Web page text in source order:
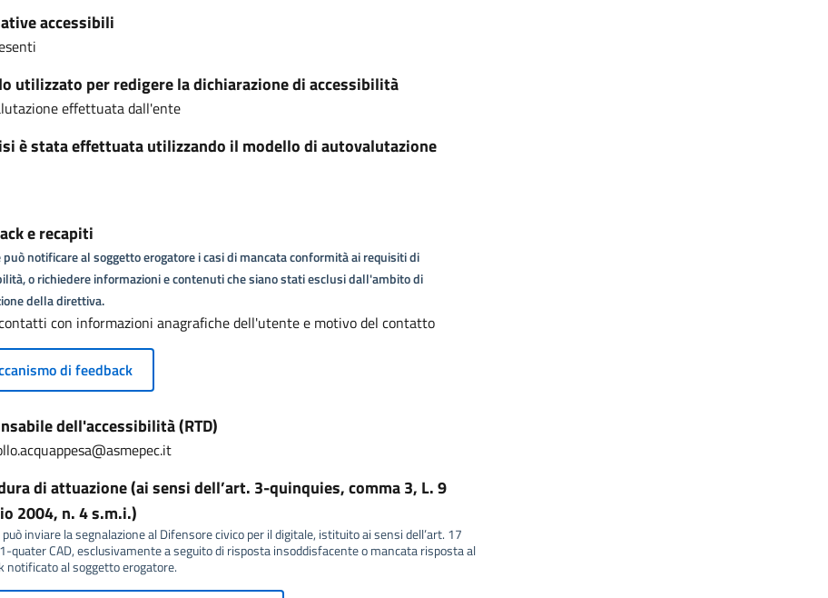
accessibili
utilizzato per redigere la dichiarazione di accessibilità
effettuata dall'ente
è stata effettuata utilizzando il modello di autovalutazione
e recapiti
notificare al soggetto erogatore i casi di mancata conformità ai requisiti di
o richiedere informazioni e contenuti che siano stati esclusi dall'ambito di
della direttiva.
con informazioni anagrafiche dell'utente e motivo del contatto
di feedback
dell'accessibilità (RTD)
di attuazione (ai sensi dell’art. 3-quinquies, comma 3, L. 9
2004, n. 4 s.m.i.)
può inviare la segnalazione al Difensore civico per il digitale, istituito ai sensi dell’art. 17
quater CAD, esclusivamente a seguito di risposta insoddisfacente o mancata risposta al
notificato al soggetto erogatore.